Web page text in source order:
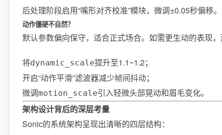
后处理阶段启用“嘴形对齐校准”模块，微调±0.05秒偏移。
动作僵硬不自然？
默认参数偏向保守，适合正式场合。如需更生动的表现
将dynamic_scale提升至1.1~1.2；
开启“动作平滑”滤波器减少帧间抖动；
微调motion_scale引入轻微头部晃动和眉毛变化。
架构设计背后的深层考量
Sonic的系统架构呈现出清晰的四层结构：